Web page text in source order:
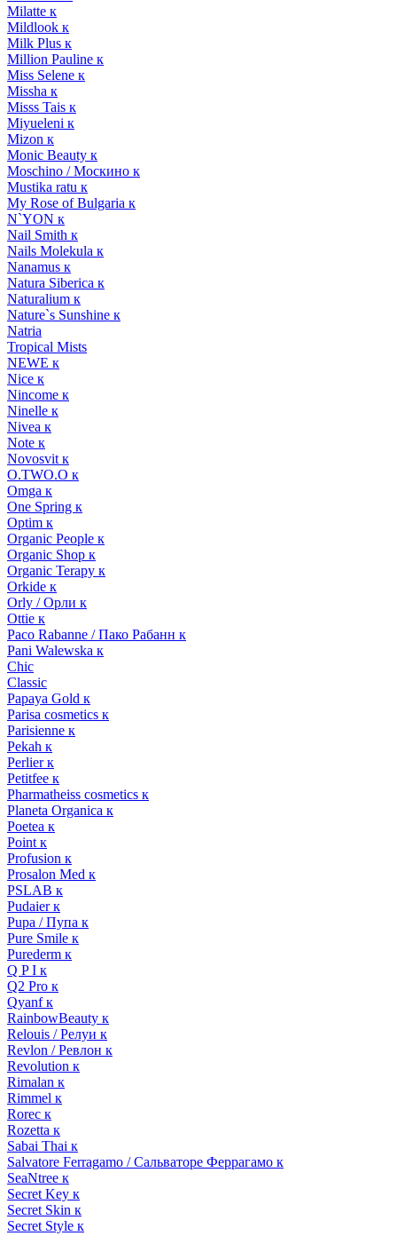
Milatte к
Mildlook к
Milk Plus к
Million Pauline к
Miss Selene к
Missha к
Misss Tais к
Miyueleni к
Mizon к
Monic Beauty к
Moschino / Москино к
Mustika ratu к
My Rose of Bulgaria к
N`YON к
Nail Smith к
Nails Molekula к
Nanamus к
Natura Siberica к
Naturalium к
Nature`s Sunshine к
Natria
Tropical Mists
NEWE к
Nice к
Nincome к
Ninelle к
Nivea к
Note к
Novosvit к
O.TWO.O к
Omga к
One Spring к
Optim к
Organic People к
Organic Shop к
Organic Terapy к
Orkide к
Orly / Орли к
Ottie к
Paco Rabanne / Пако Рабанн к
Pani Walewska к
Chic
Classic
Papaya Gold к
Parisa cosmetics к
Parisienne к
Pekah к
Perlier к
Petitfee к
Pharmatheiss cosmetics к
Planeta Organica к
Poetea к
Point к
Profusion к
Prosalon Med к
PSLAB к
Pudaier к
Pupa / Пупа к
Pure Smile к
Purederm к
Q P I к
Q2 Pro к
Qyanf к
RainbowBeauty к
Relouis / Релуи к
Revlon / Ревлон к
Revolution к
Rimalan к
Rimmel к
Rorec к
Rozetta к
Sabai Thai к
Salvatore Ferragamo / Сальваторе Феррагамо к
SeaNtree к
Secret Key к
Secret Skin к
Secret Style к